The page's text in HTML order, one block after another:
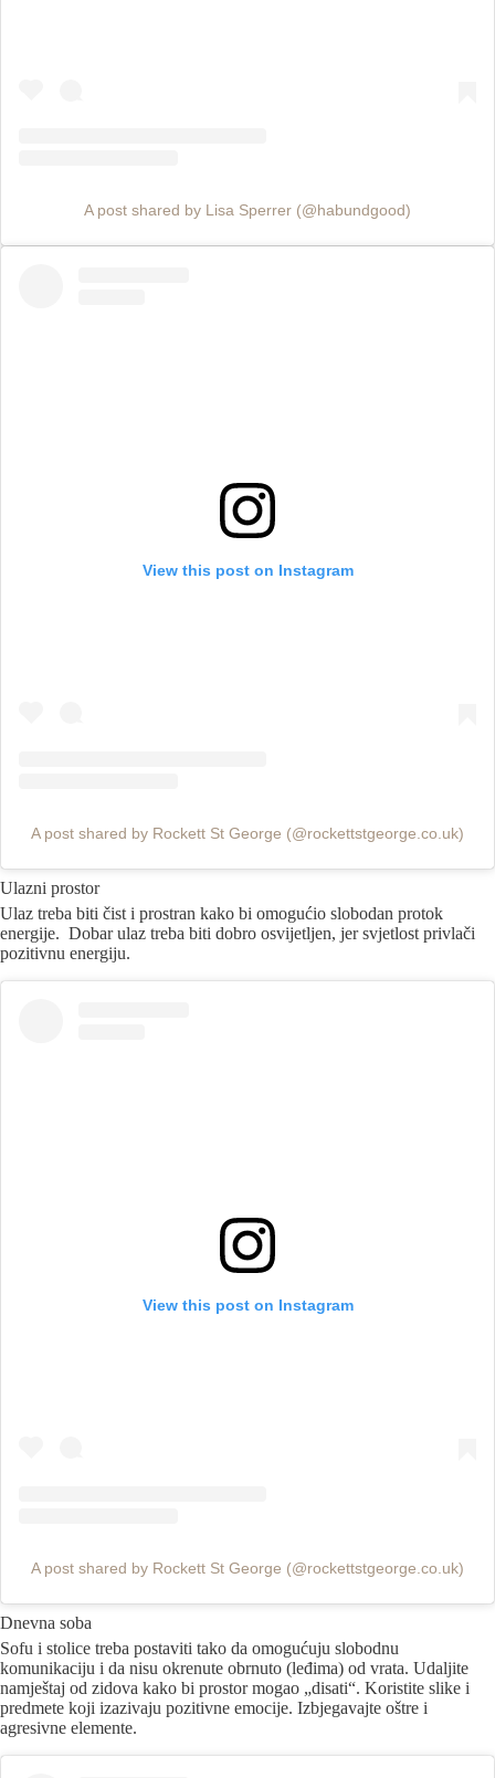
A post shared by Lisa Sperrer (@habundgood)
View this post on Instagram
A post shared by Rockett St George (@rockettstgeorge.co.uk)
Ulazni prostor
Ulaz treba biti čist i prostran kako bi omogućio slobodan protok
energije. Dobar ulaz treba biti dobro osvijetljen, jer svjetlost privlači
pozitivnu energiju.
View this post on Instagram
A post shared by Rockett St George (@rockettstgeorge.co.uk)
Dnevna soba
Sofu i stolice treba postaviti tako da omogućuju slobodnu
komunikaciju i da nisu okrenute obrnuto (leđima) od vrata. Udaljite
namještaj od zidova kako bi prostor mogao „disati“. Koristite slike i
predmete koji izazivaju pozitivne emocije. Izbjegavajte oštre i
agresivne elemente.